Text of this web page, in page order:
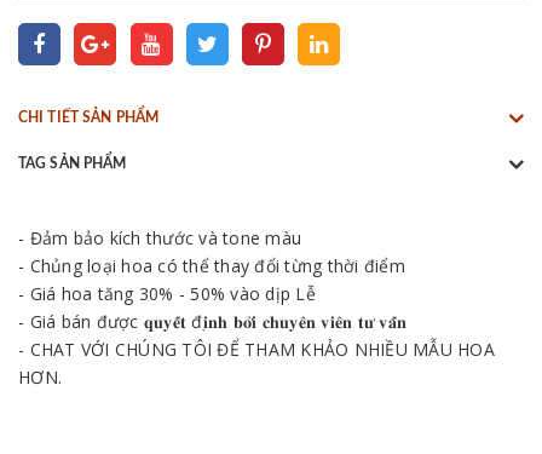
CHI TIẾT SẢN PHẨM
TAG SẢN PHẨM
- Đảm bảo kích thước và tone màu
- Chủng loại hoa có thể thay đổi từng thời điểm
- Giá hoa tăng 30% - 50% vào dịp Lễ
- Giá bán được 𝐪𝐮𝐲𝐞̂́𝐭 đ𝐢̣𝐧𝐡 𝐛𝐨̛̉𝐢 𝐜𝐡𝐮𝐲𝐞̂𝐧 𝐯𝐢𝐞̂𝐧 𝐭𝐮̛ 𝐯𝐚̂́𝐧
- CHAT VỚI CHÚNG TÔI ĐỂ THAM KHẢO NHIỀU MẪU HOA
HƠN.